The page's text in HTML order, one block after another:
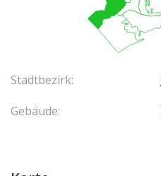
Stadtbezirk:
Gebäude: